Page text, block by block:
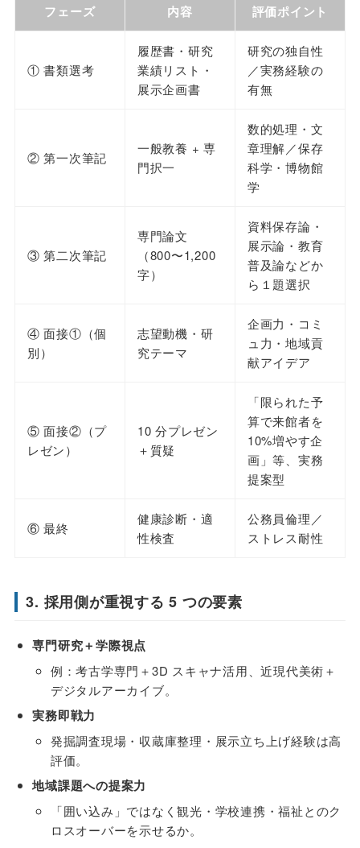
フェーズ 内容 評価ポイント
① 書類選考
履歴書・研究
業績リスト・
展示企画書
研究の独自性
／実務経験の
有無
② 第一次筆記
一般教養 + 専
門択一
数的処理・文
章理解／保存
科学・博物館
学
③ 第二次筆記
専門論文
（800〜1,200
字）
資料保存論・
展示論・教育
普及論などか
ら１題選択
④ 面接①（個
別）
志望動機・研
究テーマ
企画力・コミ
ュ力・地域貢
献アイデア
⑤ 面接②（プ
レゼン）
10 分プレゼン
＋質疑
「限られた予
算で来館者を
10%増やす企
画」等、実務
提案型
⑥ 最終
健康診断・適
性検査
公務員倫理／
ストレス耐性
3. 採用側が重視する 5 つの要素
専門研究＋学際視点
例：考古学専門＋3D スキャナ活用、近現代美術＋
デジタルアーカイブ。
実務即戦力
発掘調査現場・収蔵庫整理・展示立ち上げ経験は高
評価。
地域課題への提案力
「囲い込み」ではなく観光・学校連携・福祉とのク
ロスオーバーを示せるか。